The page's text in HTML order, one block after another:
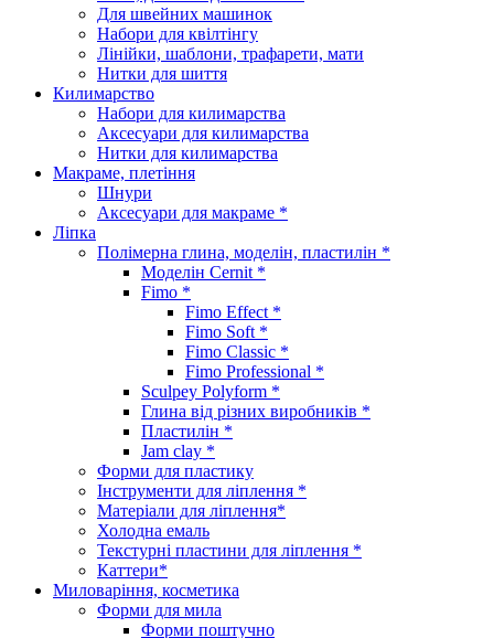
Для швейних машинок
Набори для квілтінгу
Лінійки, шаблони, трафарети, мати
Нитки для шиття
Килимарство
Набори для килимарства
Аксесуари для килимарства
Нитки для килимарства
Макраме, плетіння
Шнури
Аксесуари для макраме *
Ліпка
Полімерна глина, моделін, пластилін *
Моделін Cernit *
Fimo *
Fimo Effect *
Fimo Soft *
Fimo Classic *
Fimo Professional *
Sculpey Polyform *
Глина від різних виробників *
Пластилін *
Jam clay *
Форми для пластику
Інструменти для ліплення *
Матеріали для ліплення*
Холодна емаль
Текстурні пластини для ліплення *
Каттери*
Миловаріння, косметика
Форми для мила
Форми поштучно